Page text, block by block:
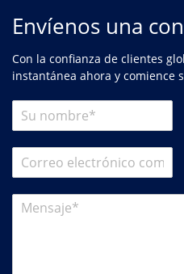
Envíenos una
Con la confianza de clientes
instantánea ahora y comience